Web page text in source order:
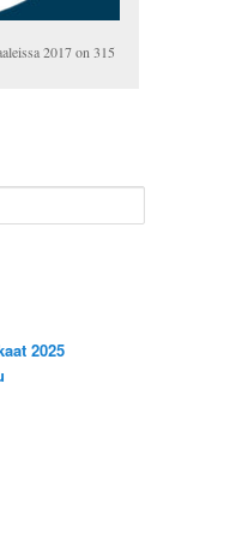
2017 on 315
2025